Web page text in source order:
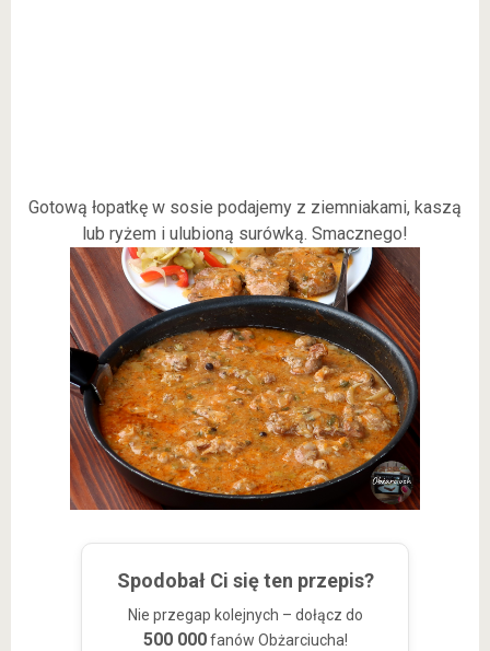
Gotową łopatkę w sosie podajemy z ziemniakami, kaszą
lub ryżem i ulubioną surówką. Smacznego!
Spodobał Ci się ten przepis?
Nie przegap kolejnych – dołącz do
500 000fanów Obżarciucha!